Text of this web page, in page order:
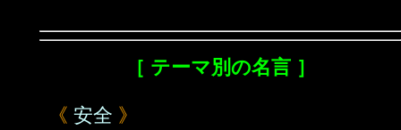
［ テーマ別の名言 ］
《 安全 》